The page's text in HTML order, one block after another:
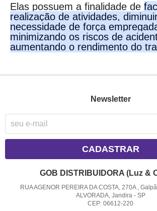
Elas possuem a finalidade de
realização de atividades,
necessidade de força
minimizando os riscos de
aumentando o rendimento do
Newsletter
CADASTRAR
GOB DISTRIBUIDORA (Luz &
RUA AGENOR PEREIRA DA COSTA, 270A ,
ALVORADA, Jandira - SP
CEP: 06612-220